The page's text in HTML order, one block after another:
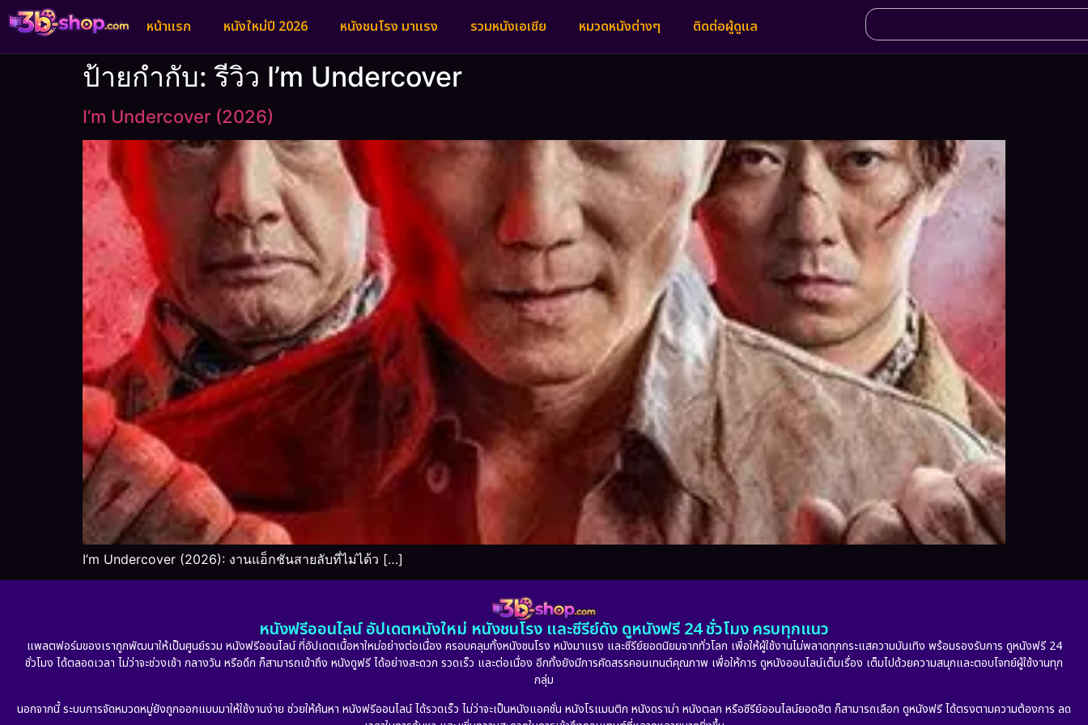
หน้าแรก หนังใหม่ปี 2026 หนังชนโรง มาแรง รวมหนังเอเชีย หมวดหนังต่างๆ ติดต่อผู้ดูแล
ป้ายกำกับ:รีวิว I’m Undercover
I’m Undercover (2026)
I’m Undercover (2026): งานแอ็กชันสายลับที่ไม่ได้ว […]
หนังฟรีออนไลน์ อัปเดตหนังใหม่ หนังชนโรง และซีรีย์ดัง ดูหนังฟรี 24 ชั่วโมง ครบทุกแนว
แพลตฟอร์มของเราถูกพัฒนาให้เป็นศูนย์รวม หนังฟรีออนไลน์ ที่อัปเดตเนื้อหาใหม่อย่างต่อเนื่อง ครอบคลุมทั้งหนังชนโรง หนังมาแรง และซีรีย์ยอดนิยมจากทั่วโลก เพื่อให้ผู้ใช้งานไม่พลาดทุกกระแสความบันเทิง พร้อมรองรับการ ดูหนังฟรี 24
ชั่วโมง ได้ตลอดเวลา ไม่ว่าจะช่วงเช้า กลางวัน หรือดึก ก็สามารถเข้าถึง หนังดูฟรี ได้อย่างสะดวก รวดเร็ว และต่อเนื่อง อีกทั้งยังมีการคัดสรรคอนเทนต์คุณภาพ เพื่อให้การ ดูหนังออนไลน์เต็มเรื่อง เต็มไปด้วยความสนุกและตอบโจทย์ผู้ใช้งานทุก
กลุ่ม
นอกจากนี้ ระบบการจัดหมวดหมู่ยังถูกออกแบบมาให้ใช้งานง่าย ช่วยให้ค้นหา หนังฟรีออนไลน์ ได้รวดเร็ว ไม่ว่าจะเป็นหนังแอคชั่น หนังโรแมนติก หนังดราม่า หนังตลก หรือซีรีย์ออนไลน์ยอดฮิต ก็สามารถเลือก ดูหนังฟรี ได้ตรงตามความต้องการ ลด